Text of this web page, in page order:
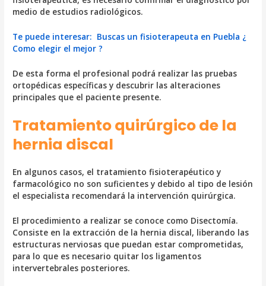
medio de estudios radiológicos.
Te puede interesar: Buscas un fisioterapeuta en Puebla ¿
Como elegir el mejor ?
De esta forma el profesional podrá realizar las pruebas
ortopédicas específicas y descubrir las alteraciones
principales que el paciente presente.
Tratamiento quirúrgico de la
hernia discal
En algunos casos, el tratamiento fisioterapéutico y
farmacológico no son suficientes y debido al tipo de lesión
el especialista recomendará la intervención quirúrgica.
El procedimiento a realizar se conoce como Disectomía.
Consiste en la extracción de la hernia discal, liberando las
estructuras nerviosas que puedan estar comprometidas,
para lo que es necesario quitar los ligamentos
intervertebrales posteriores.